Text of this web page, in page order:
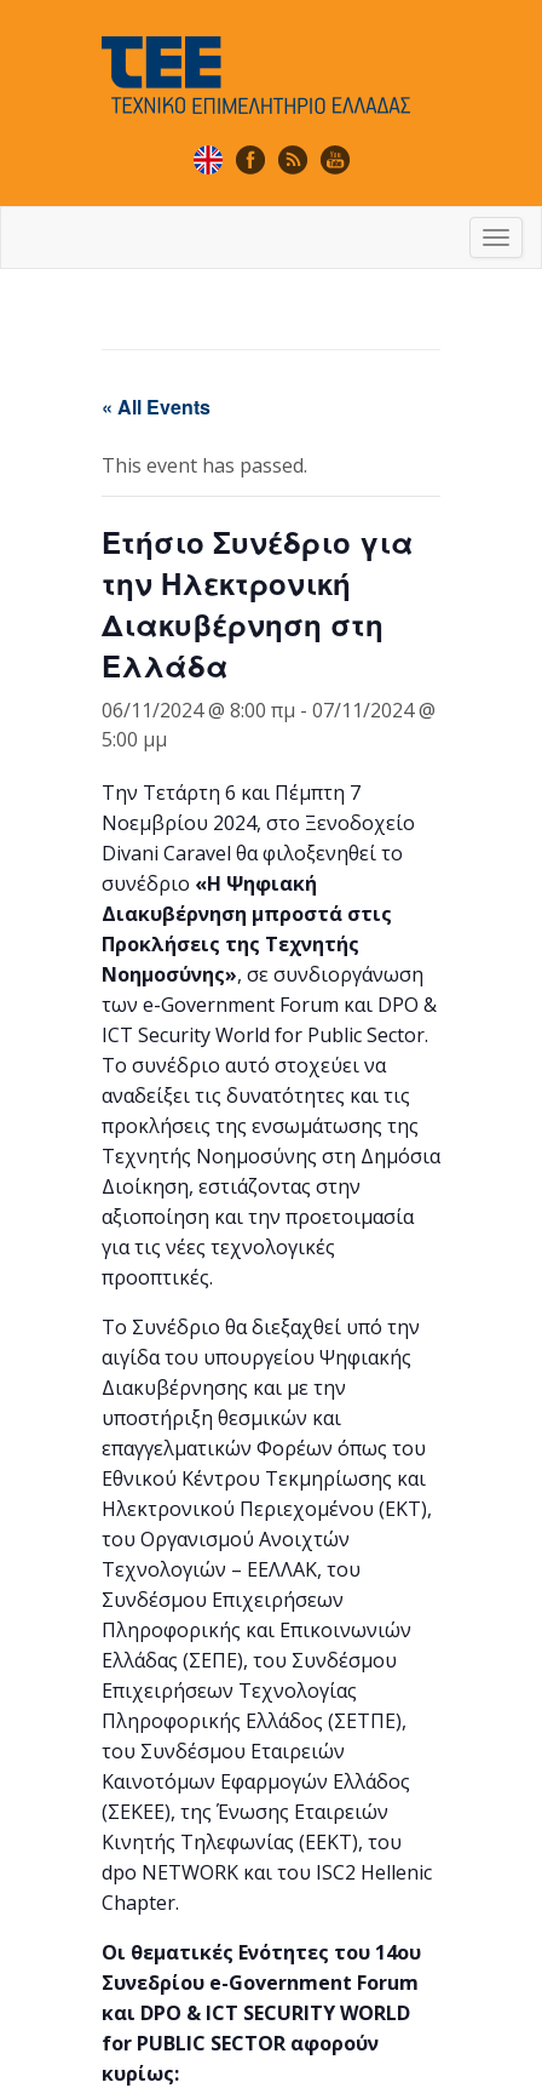
« All Events
This event has passed.
Ετήσιο Συνέδριο για
την Ηλεκτρονική
Διακυβέρνηση στη
Ελλάδα
06/11/2024 @ 8:00 πμ - 07/11/2024 @
5:00 μμ
Την Τετάρτη 6 και Πέμπτη 7
Νοεμβρίου 2024, στο Ξενοδοχείο
Divani Caravel θα φιλοξενηθεί το
συνέδριο «Η Ψηφιακή
Διακυβέρνηση μπροστά στις
Προκλήσεις της Τεχνητής
Νοημοσύνης», σε συνδιοργάνωση
των e-Government Forum και DPO &
ICT Security World for Public Sector.
Το συνέδριο αυτό στοχεύει να
αναδείξει τις δυνατότητες και τις
προκλήσεις της ενσωμάτωσης της
Τεχνητής Νοημοσύνης στη Δημόσια
Διοίκηση, εστιάζοντας στην
αξιοποίηση και την προετοιμασία
για τις νέες τεχνολογικές
προοπτικές.
Το Συνέδριο θα διεξαχθεί υπό την
αιγίδα του υπουργείου Ψηφιακής
Διακυβέρνησης και με την
υποστήριξη θεσμικών και
επαγγελματικών Φορέων όπως του
Εθνικού Κέντρου Τεκμηρίωσης και
Ηλεκτρονικού Περιεχομένου (ΕΚΤ),
του Οργανισμού Ανοιχτών
Τεχνολογιών – ΕΕΛΛΑΚ, του
Συνδέσμου Επιχειρήσεων
Πληροφορικής και Επικοινωνιών
Ελλάδας (ΣΕΠΕ), του Συνδέσμου
Επιχειρήσεων Τεχνολογίας
Πληροφορικής Ελλάδος (ΣΕΤΠΕ),
του Συνδέσμου Εταιρειών
Καινοτόμων Εφαρμογών Ελλάδος
(ΣΕΚΕΕ), της Ένωσης Εταιρειών
Κινητής Τηλεφωνίας (ΕΕΚΤ), του
dpo NETWORK και του ISC2 Hellenic
Chapter.
Οι θεματικές Ενότητες του 14ου
Συνεδρίου e-Government Forum
και DPO & ICT SECURITY WORLD
for PUBLIC SECTOR αφορούν
κυρίως: